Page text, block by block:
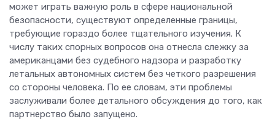
может играть важную роль в сфере национальной
безопасности, существуют определенные границы,
требующие гораздо более тщательного изучения. К
числу таких спорных вопросов она отнесла слежку за
американцами без судебного надзора и разработку
летальных автономных систем без четкого разрешения
со стороны человека. По ее словам, эти проблемы
заслуживали более детального обсуждения до того, как
партнерство было запущено.